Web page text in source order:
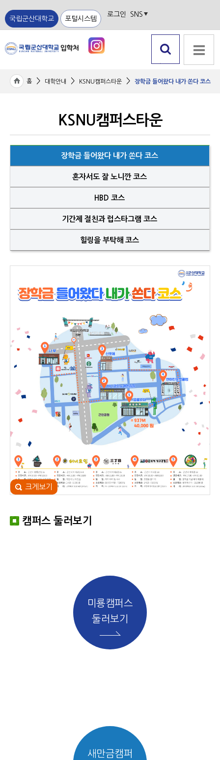
국립군산대학교 포털시스템
로그인 SNS
홈 > 대학안내 > KSNU캠퍼스타운 > 장학금 들어왔다 내가 쏜다 코스
KSNU캠퍼스타운
장학금 들어왔다 내가 쏜다 코스
혼자서도 잘 노니깐 코스
HBD 코스
기간제 절친과 럽스타그램 코스
힐링을 부탁해 코스
크게보기
캠퍼스 둘러보기
미룡캠퍼스
둘러보기
새만금캠퍼